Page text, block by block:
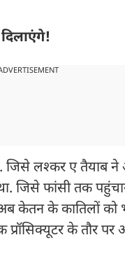
लश्कर ए तैयाब ने
फांसी तक
केतन के कातिलों
के तौर पर